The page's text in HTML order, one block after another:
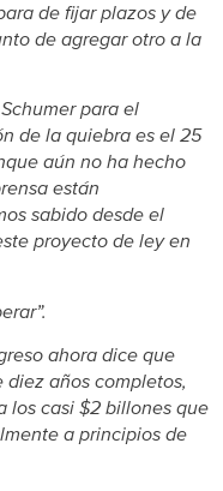
de fijar plazos y de
de agregar otro a la
para el
de la quiebra es el 25
aún no ha hecho
están
sabido desde el
proyecto de ley en
ahora dice que
años completos,
los casi $2 billones que
a principios de